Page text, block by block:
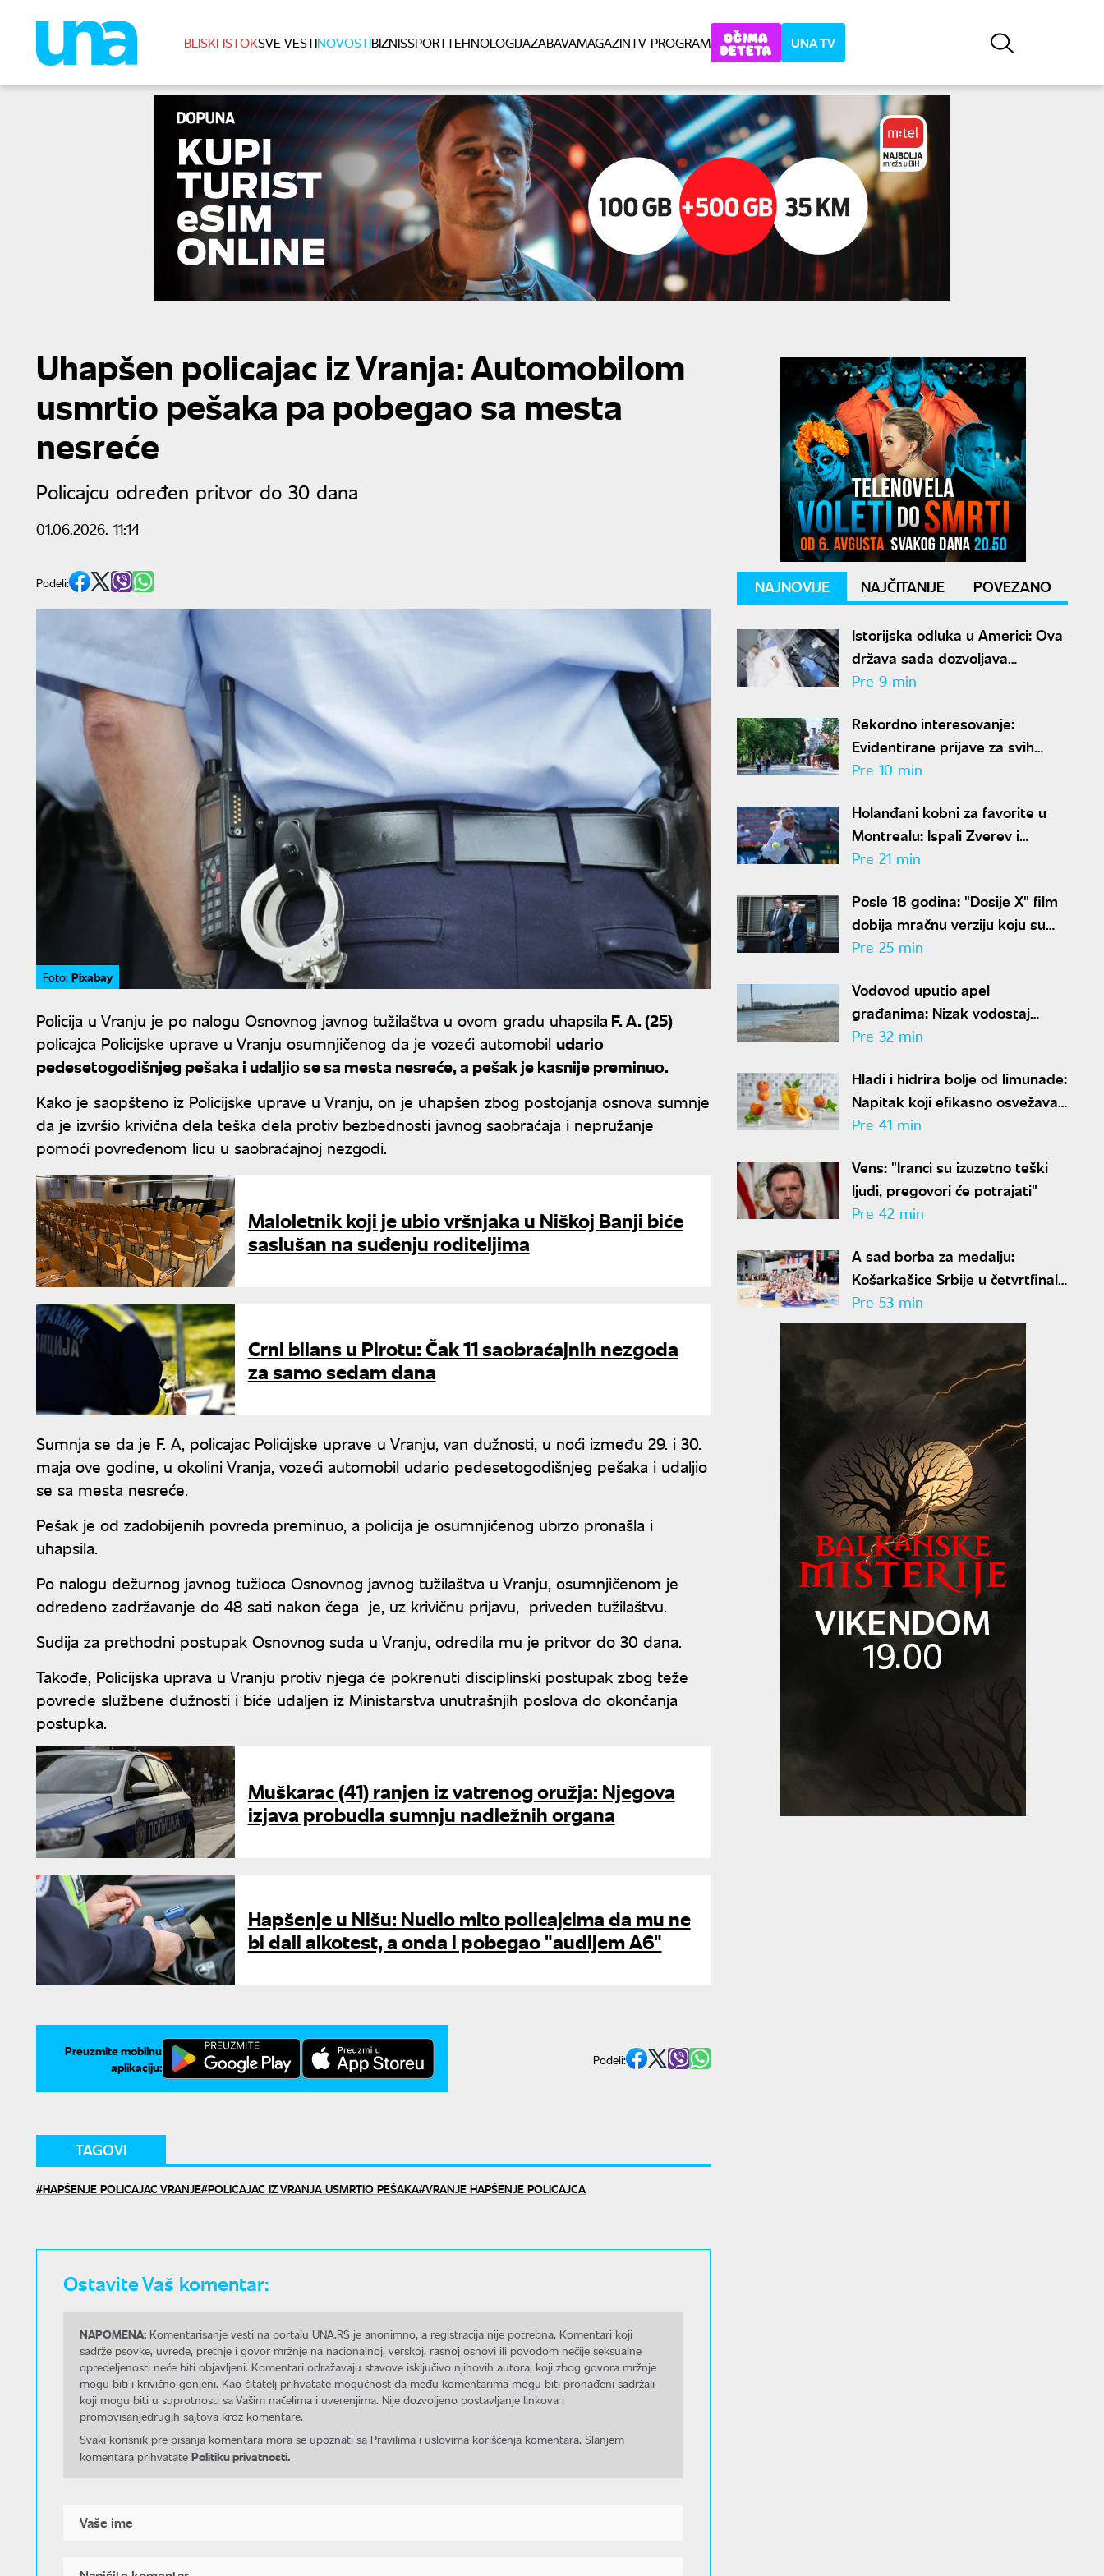
BLISKI ISTOKSVE VESTINOVOSTIBIZNISSPORTTEHNOLOGIJAZABAVAMAGAZINTV PROGRAM UNA TV
Uhapšen policajac iz Vranja: Automobilom
usmrtio pešaka pa pobegao sa mesta
nesreće
Policajcu određen pritvor do 30 dana
01.06.2026. 11:14
Podeli:
Foto: Pixabay
Policija u Vranju je po nalogu Osnovnog javnog tužilaštva u ovom gradu uhapsila F. A. (25)
policajca Policijske uprave u Vranju osumnjičenog da je vozeći automobil udario
pedesetogodišnjeg pešaka i udaljio se sa mesta nesreće, a pešak je kasnije preminuo.
Kako je saopšteno iz Policijske uprave u Vranju, on je uhapšen zbog postojanja osnova sumnje
da je izvršio krivična dela teška dela protiv bezbednosti javnog saobraćaja i nepružanje
pomoći povređenom licu u saobraćajnoj nezgodi.
Maloletnik koji je ubio vršnjaka u Niškoj Banji biće
saslušan na suđenju roditeljima
Crni bilans u Pirotu: Čak 11 saobraćajnih nezgoda
za samo sedam dana
Sumnja se da je F. A, policajac Policijske uprave u Vranju, van dužnosti, u noći između 29. i 30.
maja ove godine, u okolini Vranja, vozeći automobil udario pedesetogodišnjeg pešaka i udaljio
se sa mesta nesreće.
Pešak je od zadobijenih povreda preminuo, a policija je osumnjičenog ubrzo pronašla i
uhapsila.
Po nalogu dežurnog javnog tužioca Osnovnog javnog tužilaštva u Vranju, osumnjičenom je
određeno zadržavanje do 48 sati nakon čega je, uz krivičnu prijavu, priveden tužilaštvu.
Sudija za prethodni postupak Osnovnog suda u Vranju, odredila mu je pritvor do 30 dana.
Takođe, Policijska uprava u Vranju protiv njega će pokrenuti disciplinski postupak zbog teže
povrede službene dužnosti i biće udaljen iz Ministarstva unutrašnjih poslova do okončanja
postupka.
Muškarac (41) ranjen iz vatrenog oružja: Njegova
izjava probudla sumnju nadležnih organa
Hapšenje u Nišu: Nudio mito policajcima da mu ne
bi dali alkotest, a onda i pobegao "audijem A6"
Preuzmite mobilnu
aplikaciju:
Podeli:
TAGOVI
HAPŠENJE POLICAJAC VRANJE POLICAJAC IZ VRANJA USMRTIO PEŠAKA VRANJE HAPŠENJE POLICAJCA
Ostavite Vaš komentar:
NAPOMENA: Komentarisanje vesti na portalu UNA.RS je anonimno, a registracija nije potrebna. Komentari koji
sadrže psovke, uvrede, pretnje i govor mržnje na nacionalnoj, verskoj, rasnoj osnovi ili povodom nečije seksualne
opredeljenosti neće biti objavljeni. Komentari odražavaju stavove isključivo njihovih autora, koji zbog govora mržnje
mogu biti i krivično gonjeni. Kao čitatelj prihvatate mogućnost da među komentarima mogu biti pronađeni sadržaji
koji mogu biti u suprotnosti sa Vašim načelima i uverenjima. Nije dozvoljeno postavljanje linkova i
promovisanjedrugih sajtova kroz komentare.
Svaki korisnik pre pisanja komentara mora se upoznati sa Pravilima i uslovima korišćenja komentara. Slanjem
komentara prihvatate Politiku privatnosti.
NAJNOVIJE NAJČITANIJE POVEZANO
Istorijska odluka u Americi: Ova
država sada dozvoljava
pacijentima da sami okončaju
Pre 9 min
Rekordno interesovanje:
Evidentirane prijave za svih
30.000 turističkih vaučera za
Pre 10 min
Holanđani kobni za favorite u
Montrealu: Ispali Zverev i
Medvedev
Pre 21 min
Posle 18 godina: "Dosije X" film
dobija mračnu verziju koju su
mnogi čekali
Pre 25 min
Vodovod uputio apel
građanima: Nizak vodostaj
Dunava opterećuje sistem,
Pre 32 min
Hladi i hidrira bolje od limunade:
Napitak koji efikasno osvežava
tokom paklenih vrućina
Pre 41 min
Vens: "Iranci su izuzetno teški
ljudi, pregovori će potrajati"
Pre 42 min
A sad borba za medalju:
Košarkašice Srbije u četvrtfinalu
Evropskog prvenstva
Pre 53 min